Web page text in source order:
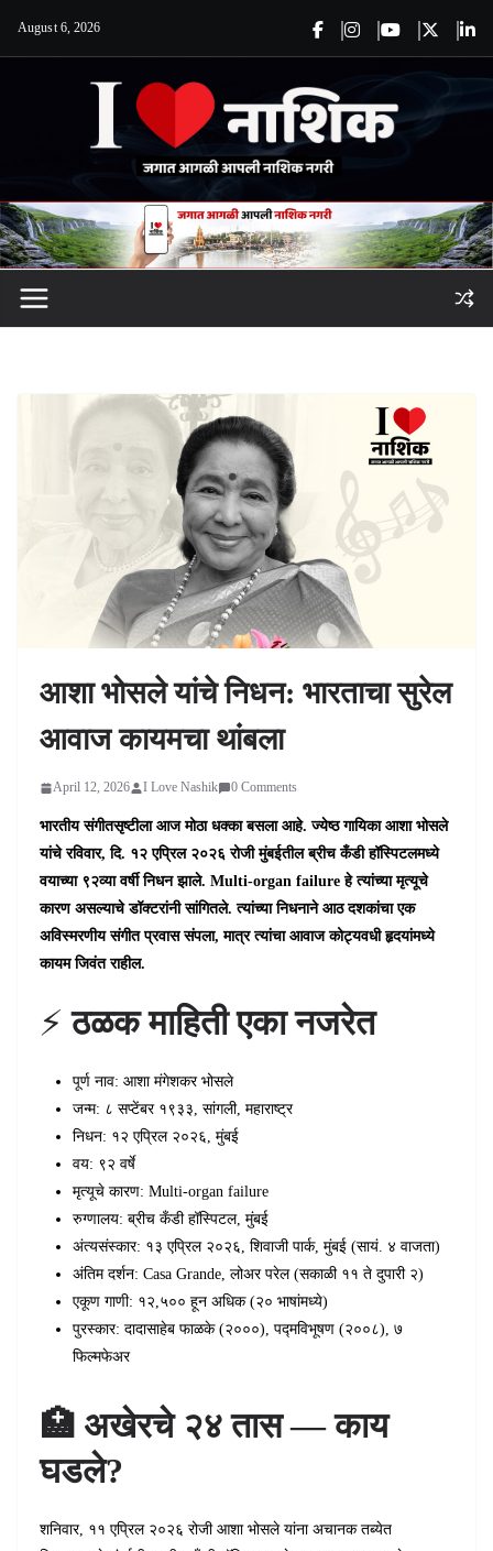
August 6, 2026
आशा भोसले यांचे निधन: भारताचा सुरेल
आवाज कायमचा थांबला
April 12, 2026 I Love Nashik 0 Comments
भारतीय संगीतसृष्टीला आज मोठा धक्का बसला आहे. ज्येष्ठ गायिका आशा भोसले
यांचे रविवार, दि. १२ एप्रिल २०२६ रोजी मुंबईतील ब्रीच कँडी हॉस्पिटलमध्ये
वयाच्या ९२व्या वर्षी निधन झाले. Multi-organ failure हे त्यांच्या मृत्यूचे
कारण असल्याचे डॉक्टरांनी सांगितले. त्यांच्या निधनाने आठ दशकांचा एक
अविस्मरणीय संगीत प्रवास संपला, मात्र त्यांचा आवाज कोट्यवधी हृदयांमध्ये
कायम जिवंत राहील.
⚡ठळक माहिती एका नजरेत
पूर्ण नाव: आशा मंगेशकर भोसले
जन्म: ८ सप्टेंबर १९३३, सांगली, महाराष्ट्र
निधन: १२ एप्रिल २०२६, मुंबई
वय: ९२ वर्षे
मृत्यूचे कारण: Multi-organ failure
रुग्णालय: ब्रीच कँडी हॉस्पिटल, मुंबई
अंत्यसंस्कार: १३ एप्रिल २०२६, शिवाजी पार्क, मुंबई (सायं. ४ वाजता)
अंतिम दर्शन: Casa Grande, लोअर परेल (सकाळी ११ ते दुपारी २)
एकूण गाणी: १२,५०० हून अधिक (२० भाषांमध्ये)
पुरस्कार: दादासाहेब फाळके (२०००), पद्मविभूषण (२००८), ७
फिल्मफेअर
🏥 अखेरचे २४ तास — काय
घडले?
शनिवार, ११ एप्रिल २०२६ रोजी आशा भोसले यांना अचानक तब्येत